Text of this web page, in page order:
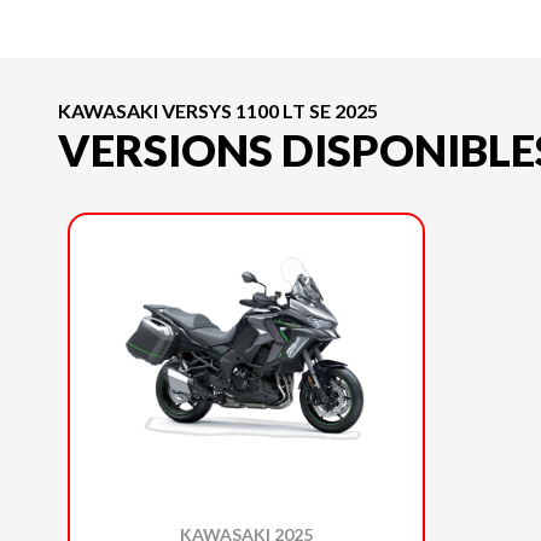
KAWASAKI VERSYS 1100 LT SE 2025
VERSIONS
KAWASAKI 2025